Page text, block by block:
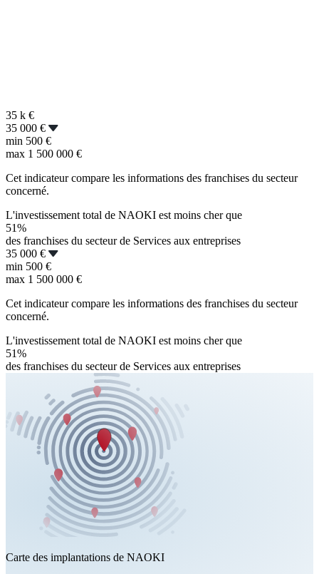
35 k €
35 000 €
min 500 €
max 1 500 000 €
Cet indicateur compare les informations des franchises du secteur
concerné.
L'investissement total de NAOKI est moins cher que
51%
des franchises du secteur de Services aux entreprises
35 000 €
min 500 €
max 1 500 000 €
Cet indicateur compare les informations des franchises du secteur
concerné.
L'investissement total de NAOKI est moins cher que
51%
des franchises du secteur de Services aux entreprises
Carte des implantations de NAOKI